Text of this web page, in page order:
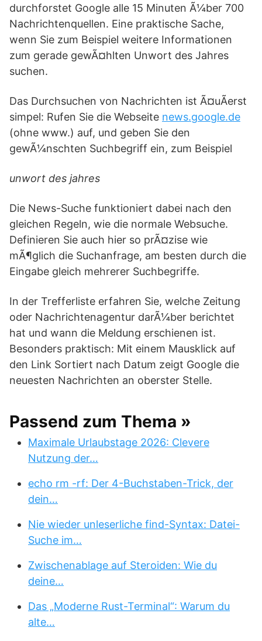
durchforstet Google alle 15 Minuten Ã¼ber 700
Nachrichtenquellen. Eine praktische Sache,
wenn Sie zum Beispiel weitere Informationen
zum gerade gewÃ¤hlten Unwort des Jahres
suchen.
Das Durchsuchen von Nachrichten ist Ã¤uÃerst
simpel: Rufen Sie die Webseite news.google.de
(ohne www.) auf, und geben Sie den
gewÃ¼nschten Suchbegriff ein, zum Beispiel
unwort des jahres
Die News-Suche funktioniert dabei nach den
gleichen Regeln, wie die normale Websuche.
Definieren Sie auch hier so prÃ¤zise wie
mÃ¶glich die Suchanfrage, am besten durch die
Eingabe gleich mehrerer Suchbegriffe.
In der Trefferliste erfahren Sie, welche Zeitung
oder Nachrichtenagentur darÃ¼ber berichtet
hat und wann die Meldung erschienen ist.
Besonders praktisch: Mit einem Mausklick auf
den Link Sortiert nach Datum zeigt Google die
neuesten Nachrichten an oberster Stelle.
Passend zum Thema »
Maximale Urlaubstage 2026: Clevere
Nutzung der…
echo rm -rf: Der 4-Buchstaben-Trick, der
dein…
Nie wieder unleserliche find-Syntax: Datei-
Suche im…
Zwischenablage auf Steroiden: Wie du
deine…
Das „Moderne Rust-Terminal“: Warum du
alte…